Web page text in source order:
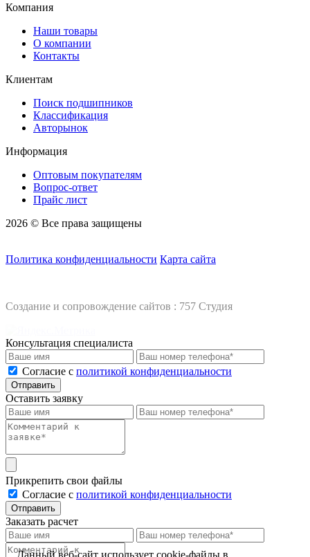
Компания
Наши товары
О компании
Контакты
Клиентам
Поиск подшипников
Классификация
Авторынок
Информация
Оптовым покупателям
Вопрос-ответ
Прайс лист
2026 © Все права защищены
Политика конфиденциальности Карта сайта
Создание и сопровождение сайтов : 757 Студия
Консультация специалиста
Cогласие с политикой конфиденциальности
Отправить
Оставить заявку
Прикрепить свои файлы
Cогласие с политикой конфиденциальности
Отправить
Заказать расчет
Данный веб-сайт использует cookie-файлы в